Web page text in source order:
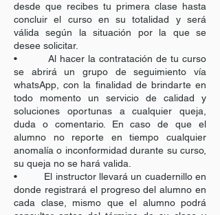
desde que recibes tu primera clase hasta
concluir el curso en su totalidad y será
válida según la situación por la que se
desee solicitar.
• Al hacer la contratación de tu curso
se abrirá un grupo de seguimiento vía
whatsApp, con la finalidad de brindarte en
todo momento un servicio de calidad y
soluciones oportunas a cualquier queja,
duda o comentario. En caso de que el
alumno no reporte en tiempo cualquier
anomalía o inconformidad durante su curso,
su queja no se hará valida.
• El instructor llevará un cuadernillo en
donde registrará el progreso del alumno en
cada clase, mismo que el alumno podrá